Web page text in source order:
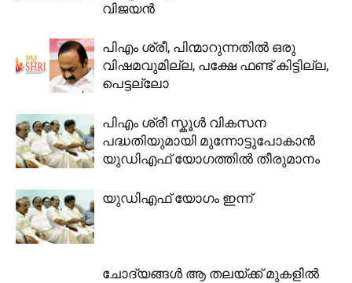
വിജയൻ
പിഎം ശ്രീ, പിന്മാറുന്നതില്‍ ഒരു
വിഷമവുമില്ല, പക്ഷേ ഫണ്ട് കിട്ടില്ല,
പെട്ടല്ലോ
പിഎം ശ്രീ സ്കൂൾ വികസന
പദ്ധതിയുമായി മുന്നോട്ടുപോകാൻ
യുഡിഎഫ് യോഗത്തിൽ തീരുമാനം
യുഡിഎഫ് യോഗം ഇന്ന്
ചോദ്യങ്ങൾ ആ തലയ്ക്ക് മുകളിൽ